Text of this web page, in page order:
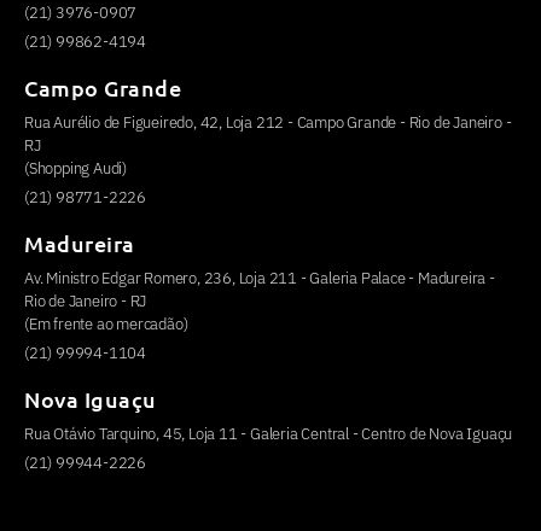
(21) 3976-0907
(21) 99862-4194
Campo Grande
Rua Aurélio de Figueiredo, 42, Loja 212 - Campo Grande - Rio de Janeiro -
RJ
(Shopping Audi)
(21) 98771-2226
Madureira
Av. Ministro Edgar Romero, 236, Loja 211 - Galeria Palace - Madureira -
Rio de Janeiro - RJ
(Em frente ao mercadão)
(21) 99994-1104
Nova Iguaçu
Rua Otávio Tarquino, 45, Loja 11 - Galeria Central - Centro de Nova Iguaçu
(21) 99944-2226